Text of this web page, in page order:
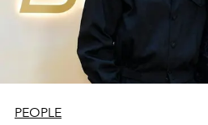
PEOPLE